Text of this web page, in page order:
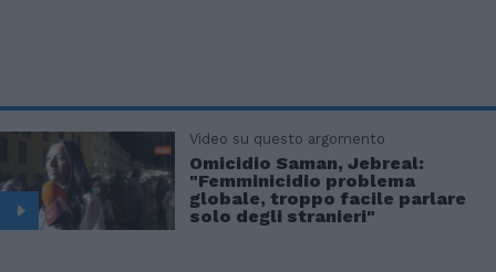
Video su questo argomento
Omicidio Saman, Jebreal:
"Femminicidio problema
globale, troppo facile parlare
solo degli stranieri"